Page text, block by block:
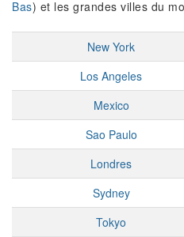
Bas) et les grandes villes du
New York
Los Angeles
Mexico
Sao Paulo
Londres
Sydney
Tokyo